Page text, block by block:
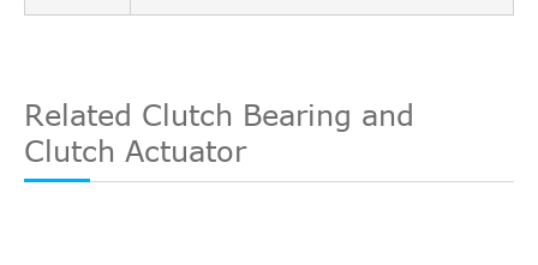
Related Clutch Bearing and
Clutch Actuator